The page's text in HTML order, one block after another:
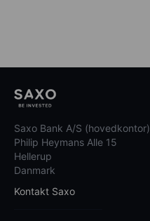
Saxo Bank A/S (hovedkontor)
Philip Heymans Alle 15
Hellerup
Danmark
Kontakt Saxo